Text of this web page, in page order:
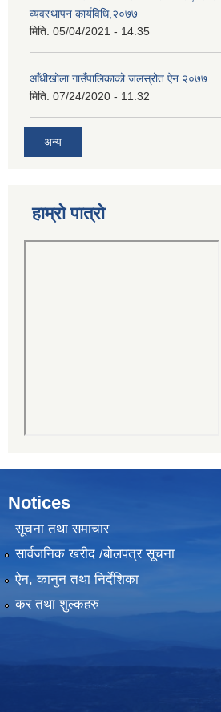
व्यवस्थापन कार्यविधि,२०७७
मिति: 05/04/2021 - 14:35
आँधीखोला गाउँपालिकाको जलस्रोत ऐन २०७७
मिति: 07/24/2020 - 11:32
अन्य
हाम्रो पात्रो
Notices
सूचना तथा समाचार
सार्वजनिक खरीद /बोलपत्र सूचना
ऐन, कानुन तथा निर्देशिका
कर तथा शुल्कहरु